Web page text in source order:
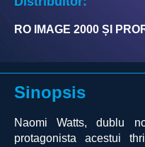
RO IMAGE 2000 ȘI
Sinopsis
Naomi Watts, dublu
protagonista acestui